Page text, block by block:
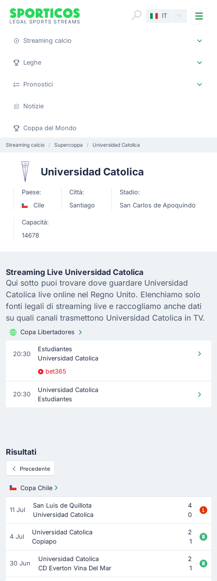
IT
Streaming calcio
Leghe
Pronostici
Notizie
Coppa del Mondo
Streaming calcio Supercoppa Universidad Catolica
Universidad Catolica
Paese:
Cile
Città:
Santiago
Stadio:
San Carlos de Apoquindo
Capacità:
14678
Streaming Live Universidad Catolica
Qui sotto puoi trovare dove guardare Universidad
Catolica live online nel Regno Unito. Elenchiamo solo
fonti legali di streaming live e raccogliamo anche dati
su quali canali trasmettono Universidad Catolica in TV.
Copa Libertadores
20:30
Estudiantes
Universidad Catolica
bet365
20:30
Universidad Catolica
Estudiantes
Risultati
Precedente
Copa Chile
11 Jul
San Luis de Quillota
4
Universidad Catolica
0
4 Jul
Universidad Catolica
2
Copiapo
1
30 Jun
Universidad Catolica
2
CD Everton Vina Del Mar
1